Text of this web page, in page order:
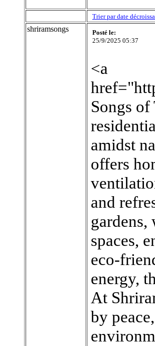
Trier par date
shriramsongs
Posté le:
25/9/2025 05:37
<a
Songs
amidst
offers
and
spaces,
eco-
energy,
At
by